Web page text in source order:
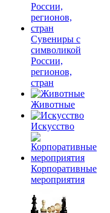
Сувениры с
символикой
России,
регионов,
стран
Животные
Искусство
Корпоративные
мероприятия